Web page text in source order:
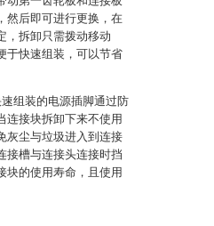
然后即可进行更换，在
，拆卸只需拨动移动
于快速组装，可以节省
组装的电源插脚通过防
连接块拆卸下来不使用
灰尘与垃圾进入到连接
接槽与连接头连接时挡
块的使用寿命，且使用